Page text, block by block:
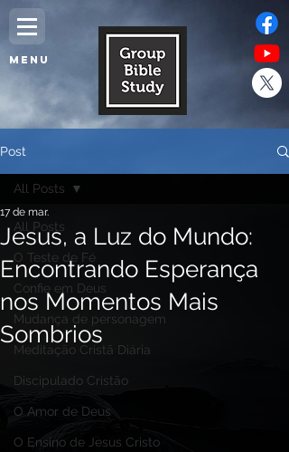
MENU
Post
All Posts
O Teste de Fé
Confie em Deus
Mudança de personagem
Meditação Cristã Diária
Discipulado Cristão
O Amor de Deus
O Ensino de Jesus Cristo
All Posts
Jesus, a Luz do Mundo:
Encontrando Esperança
nos Momentos Mais
Sombrios
17 de mar.